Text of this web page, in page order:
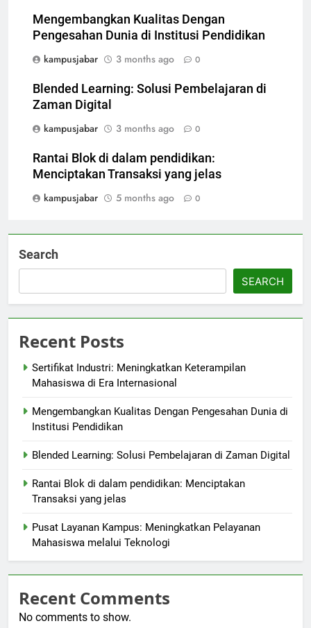
Mengembangkan Kualitas Dengan
Pengesahan Dunia di Institusi Pendidikan
kampusjabar
3 months ago 0
Blended Learning: Solusi Pembelajaran di
Zaman Digital
kampusjabar
3 months ago 0
Rantai Blok di dalam pendidikan:
Menciptakan Transaksi yang jelas
kampusjabar
5 months ago 0
Search
SEARCH
Recent Posts
Sertifikat Industri: Meningkatkan Keterampilan
Mahasiswa di Era Internasional
Mengembangkan Kualitas Dengan Pengesahan Dunia di
Institusi Pendidikan
Blended Learning: Solusi Pembelajaran di Zaman Digital
Rantai Blok di dalam pendidikan: Menciptakan
Transaksi yang jelas
Pusat Layanan Kampus: Meningkatkan Pelayanan
Mahasiswa melalui Teknologi
Recent Comments
No comments to show.